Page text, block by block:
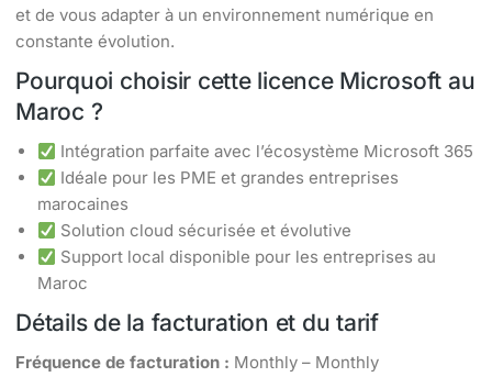
et de vous adapter à un environnement numérique en
constante évolution.
Pourquoi choisir cette licence Microsoft au
Maroc ?
Intégration parfaite avec l’écosystème Microsoft 365
Idéale pour les PME et grandes entreprises
marocaines
Solution cloud sécurisée et évolutive
Support local disponible pour les entreprises au
Maroc
Détails de la facturation et du tarif
Fréquence de facturation : Monthly – Monthly